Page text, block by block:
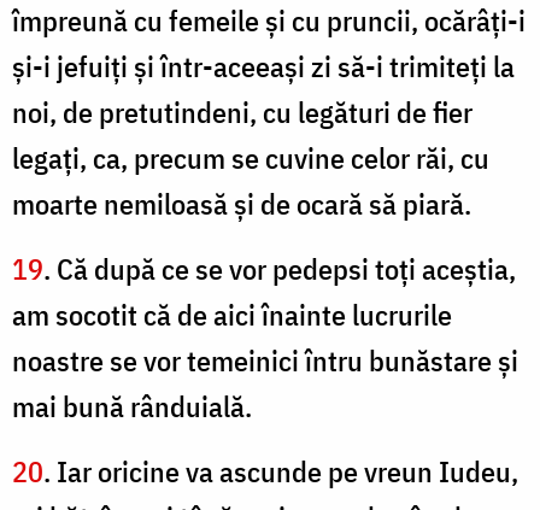
împreună cu femeile şi cu pruncii, ocărâţi-i
şi-i jefuiţi şi într-aceeaşi zi să-i trimiteţi la
noi, de pretutindeni, cu legături de fier
legaţi, ca, precum se cuvine celor răi, cu
moarte nemiloasă şi de ocară să piară.
19. Că după ce se vor pedepsi toţi aceştia,
am socotit că de aici înainte lucrurile
noastre se vor temeinici întru bunăstare şi
mai bună rânduială.
20. Iar oricine va ascunde pe vreun Iudeu,